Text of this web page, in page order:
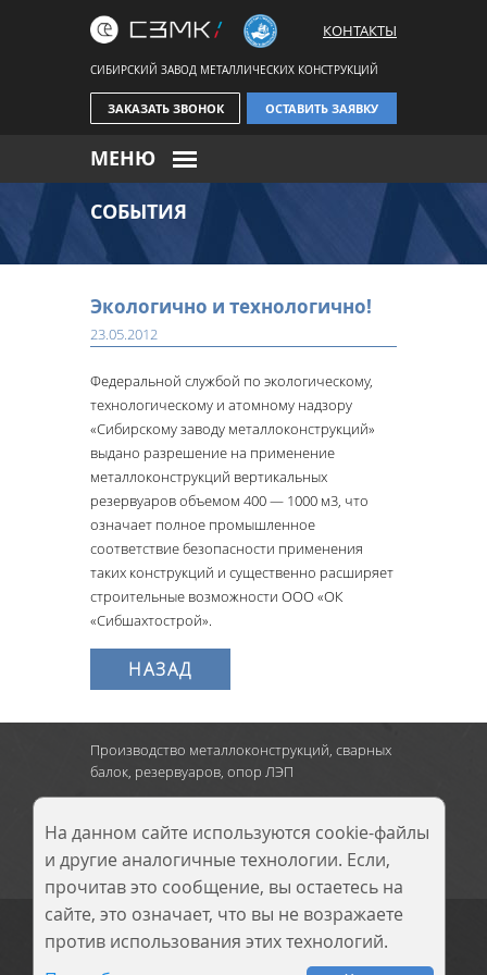
КОНТАКТЫ
СИБИРСКИЙ ЗАВОД МЕТАЛЛИЧЕСКИХ КОНСТРУКЦИЙ
ОСТАВИТЬ ЗАЯВКУ
ЗАКАЗАТЬ ЗВОНОК
МЕНЮ
СОБЫТИЯ
Экологично и технологично!
23.05.2012
Федеральной службой по экологическому,
технологическому и атомному надзору
«Сибирскому заводу металлоконструкций»
выдано разрешение на применение
металлоконструкций вертикальных
резервуаров объемом 400 — 1000 м3, что
означает полное промышленное
соответствие безопасности применения
таких конструкций и существенно расширяет
строительные возможности ООО «ОК
«Сибшахтострой».
НАЗАД
Производство металлоконструкций, сварных
балок, резервуаров, опор ЛЭП
г. Новокузнецк:Кузнецкое шоссе, д.9,
тел.: 8 (3843) 900-290
© 2014–2026 ООО
«Сибирский завод
металлических
конструкций»
На данном сайте используются cookie-файлы
и другие аналогичные технологии. Если,
прочитав это сообщение, вы остаетесь на
сайте, это означает, что вы не возражаете
против использования этих технологий.